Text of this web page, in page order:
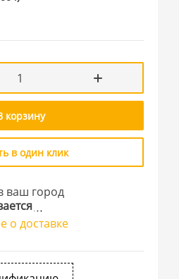
корзину
в один клик
ваш город
о доставке